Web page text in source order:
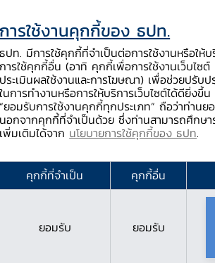
ยแพร่ บริการจาก ธปท. นวัตกรรมภาคการเงิน
ธปท. ติดต่อเรา ช่วยเหลือ / ร้องเรียน
บำเพ็ญสาธารณ
มราชินีนาถ พระ
มพรรษา 12 สิ
การใช้งานคุกกี้ของ ธปท.
ธปท. มีการใช้คุกกี้ที่จำเป็นต่อการใช้งานหรือให้
การใช้คุกกี้อื่น (อาทิ คุกกี้เพื่อการใช้งานเว็บไซต์
ประเมินผลใช้งานและการโฆษณา) เพื่อช่วยปรับ
ในการทำงานหรือการให้บริการเว็บไซต์ได้ดียิ่งขึ้
“ยอมรับการใช้งานคุกกี้ทุกประเภท” ถือว่าท่าน
นอกจากคุกกี้ที่จำเป็นด้วย ซึ่งท่านสามารถศึกษา
เพิ่มเติมได้จาก นโยบายการใช้คุกกี้ของ ธปท.
คุกกี้ที่จำเป็น คุกกี้อื่น
ยอมรับ ยอมรับ